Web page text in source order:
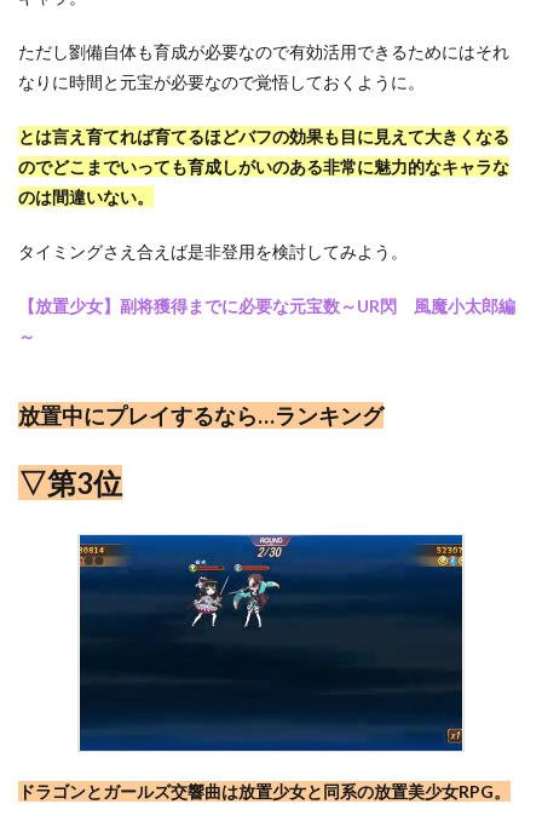
ただし劉備自体も育成が必要なので有効活用できるためにはそれ
なりに時間と元宝が必要なので覚悟しておくように。
とは言え育てれば育てるほどバフの効果も目に見えて大きくなる
のでどこまでいっても育成しがいのある非常に魅力的なキャラな
のは間違いない。
タイミングさえ合えば是非登用を検討してみよう。
【放置少女】副将獲得までに必要な元宝数～UR閃 風魔小太郎編
～
放置中にプレイするなら…ランキング
▽第3位
ドラゴンとガールズ交響曲は放置少女と同系の放置美少女RPG。